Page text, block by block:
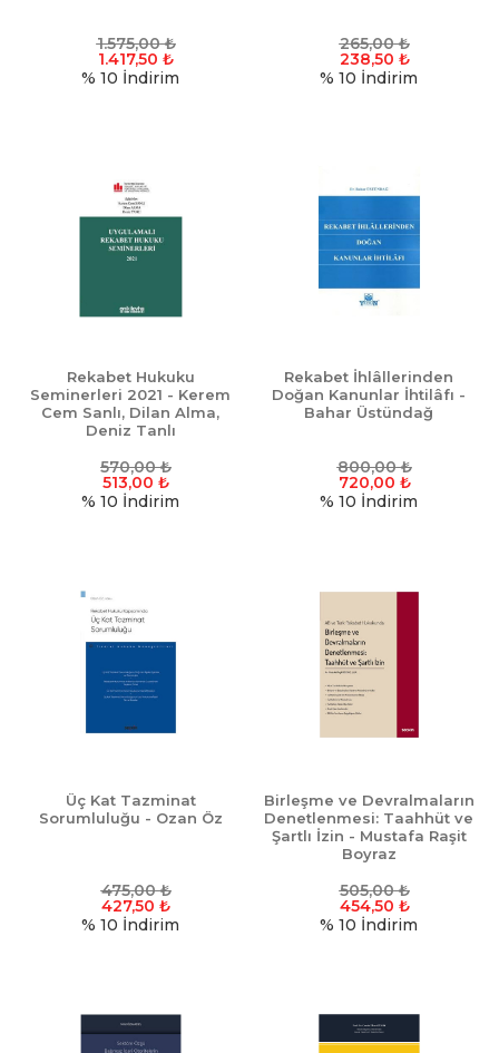
1.575,00₺
1.417,50 ₺
% 10 İndirim
265,00₺
238,50 ₺
% 10 İndirim
Rekabet Hukuku
Seminerleri 2021 - Kerem
Cem Sanlı, Dilan Alma,
Deniz Tanlı
570,00₺
513,00 ₺
% 10 İndirim
Rekabet İhlâllerinden
Doğan Kanunlar İhtilâfı -
Bahar Üstündağ
800,00₺
720,00 ₺
% 10 İndirim
Üç Kat Tazminat
Sorumluluğu - Ozan Öz
475,00₺
427,50 ₺
% 10 İndirim
Birleşme ve Devralmaların
Denetlenmesi: Taahhüt ve
Şartlı İzin - Mustafa Raşit
Boyraz
505,00₺
454,50 ₺
% 10 İndirim